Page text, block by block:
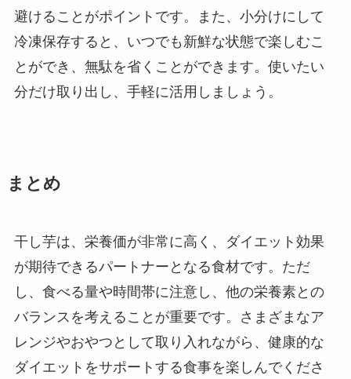
避けることがポイントです。また、小分けにして
冷凍保存すると、いつでも新鮮な状態で楽しむこ
とができ、無駄を省くことができます。使いたい
分だけ取り出し、手軽に活用しましょう。
まとめ
干し芋は、栄養価が非常に高く、ダイエット効果
が期待できるパートナーとなる食材です。ただ
し、食べる量や時間帯に注意し、他の栄養素との
バランスを考えることが重要です。さまざまなア
レンジやおやつとして取り入れながら、健康的な
ダイエットをサポートする食事を楽しんでくださ